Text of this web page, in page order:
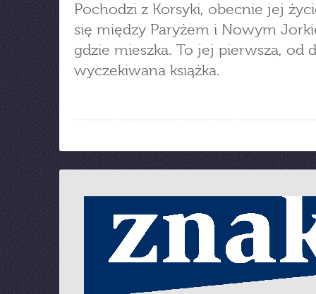
Pochodzi z Korsyki, obecnie jej
się między Paryżem i Nowym
gdzie mieszka. To jej pierwsza, od
wyczekiwana książka.